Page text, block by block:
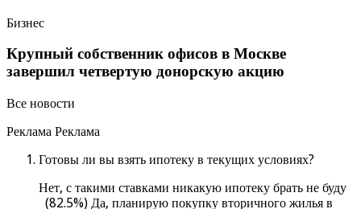
Бизнес
Крупный собственник офисов в Москве
завершил четвертую донорскую акцию
Все новости
Реклама Реклама
Готовы ли вы взять ипотеку в текущих условиях?
Нет, с такими ставками никакую ипотеку брать не буду
(82.5%) Да, планирую покупку вторичного жилья в